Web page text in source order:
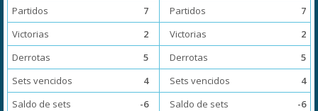
Partidos
7
Victorias
2
Derrotas
5
Sets vencidos
4
Saldo de sets
-6
Partidos
7
Victorias
2
Derrotas
5
Sets vencidos
4
Saldo de sets
-6